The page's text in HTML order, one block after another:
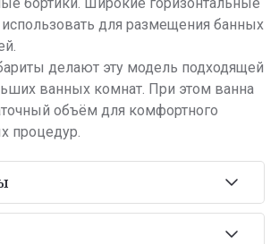
для размещения банных
делают эту модель подходящей
ванных комнат. При этом ванна
объём для комфортного
процедур.